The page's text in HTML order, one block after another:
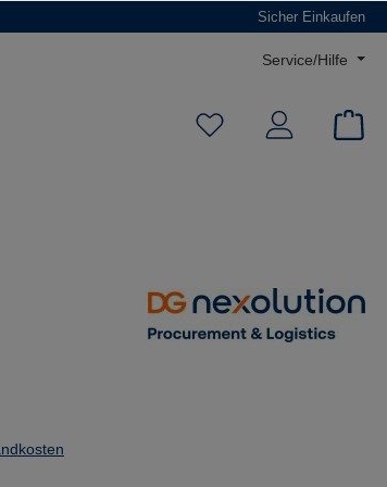
Sicher Einkaufen
Service/Hilfe